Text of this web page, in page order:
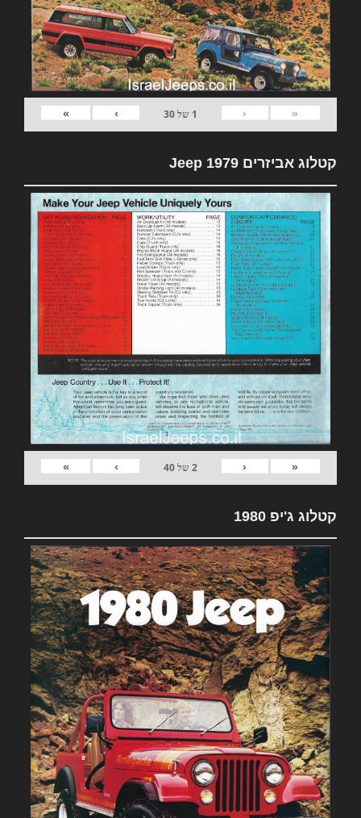
«
‹
1 של30
›
»
קטלוג אביזרים 1979 Jeep
«
‹
2של40
›
»
קטלוג ג'יפ 1980